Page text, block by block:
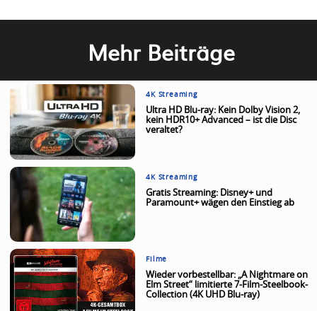
Mehr Beiträge
4K Streaming
Ultra HD Blu-ray: Kein Dolby Vision 2,
kein HDR10+ Advanced – ist die Disc
veraltet?
4K Streaming
Gratis Streaming: Disney+ und
Paramount+ wägen den Einstieg ab
Filme
Wieder vorbestellbar: „A Nightmare on
Elm Street“ limitierte 7-Film-Steelbook-
Collection (4K UHD Blu-ray)